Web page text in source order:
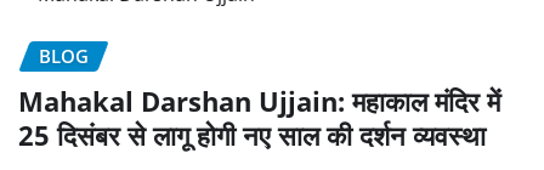
BLOG
Mahakal Darshan Ujjain: महाकाल मंदिर में
25 दिसंबर से लागू होगी नए साल की दर्शन व्यवस्था